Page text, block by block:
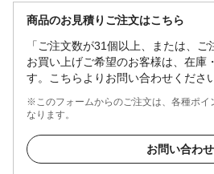
商品のお見積りご注文はこちら
「ご注文数が31個以上、または、
お買い上げご希望のお客様は、在庫
す。こちらよりお問い合わせください
※このフォームからのご注文は、各種ポイ
なります。
お問い合わせ